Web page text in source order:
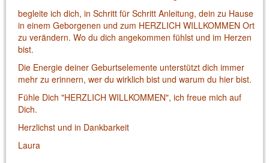
begleite ich dich, in Schritt für Schritt Anleitung, dein zu Hause
in einem Geborgenen und zum HERZLICH WILLKOMMEN Ort
zu verändern. Wo du dich angekommen fühlst und im Herzen
bist.
Die Energie deiner Geburtselemente unterstützt dich immer
mehr zu erinnern, wer du wirklich bist und warum du hier bist.
Fühle Dich "HERZLICH WILLKOMMEN", ich freue mich auf
Dich.
Herzlichst und in Dankbarkeit
Laura